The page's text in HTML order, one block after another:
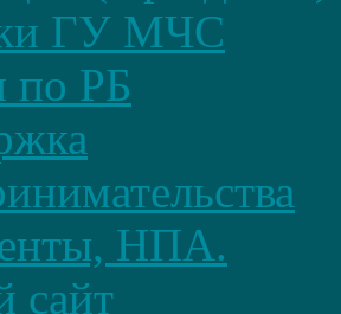
ГУ МЧС
по РБ
НПА.
сайт